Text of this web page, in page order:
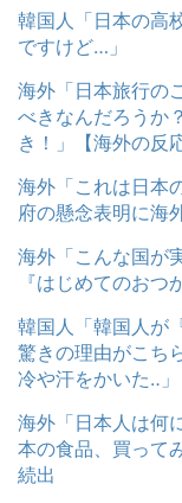
韓国人「日本の高
ですけど…」
海外「日本旅行の
べきなんだろうか
き！」【海外の反応
海外「これは日本
府の懸念表明に海
海外「こんな国が
『はじめてのお
韓国人「韓国人が
驚きの理由がこち
冷や汗をかいた‥」
海外「日本人は何
本の食品、買って
続出